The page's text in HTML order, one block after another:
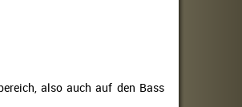
also auch auf den Bass